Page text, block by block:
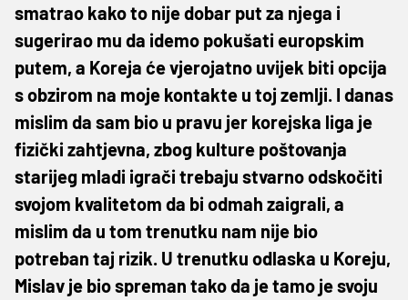
smatrao kako to nije dobar put za njega i
sugerirao mu da idemo pokušati europskim
putem, a Koreja će vjerojatno uvijek biti opcija
s obzirom na moje kontakte u toj zemlji. I danas
mislim da sam bio u pravu jer korejska liga je
fizički zahtjevna, zbog kulture poštovanja
starijeg mladi igrači trebaju stvarno odskočiti
svojom kvalitetom da bi odmah zaigrali, a
mislim da u tom trenutku nam nije bio
potreban taj rizik. U trenutku odlaska u Koreju,
Mislav je bio spreman tako da je tamo je svoju